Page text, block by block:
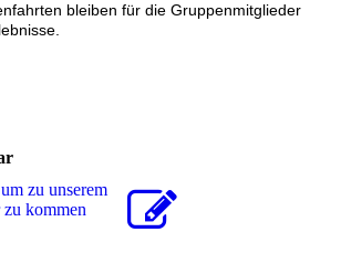
bleiben für die Gruppenmitglieder
zu unserem
kommen